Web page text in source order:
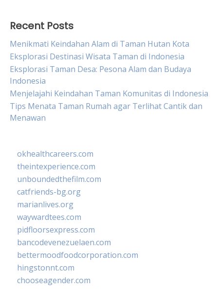
Recent Posts
Menikmati Keindahan Alam di Taman Hutan Kota
Eksplorasi Destinasi Wisata Taman di Indonesia
Eksplorasi Taman Desa: Pesona Alam dan Budaya
Indonesia
Menjelajahi Keindahan Taman Komunitas di Indonesia
Tips Menata Taman Rumah agar Terlihat Cantik dan
Menawan
okhealthcareers.com
theintexperience.com
unboundedthefilm.com
catfriends-bg.org
marianlives.org
waywardtees.com
pidfloorsexpress.com
bancodevenezuelaen.com
bettermoodfoodcorporation.com
hingstonnt.com
chooseagender.com